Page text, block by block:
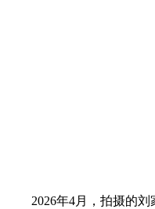
2026年4月，拍摄的